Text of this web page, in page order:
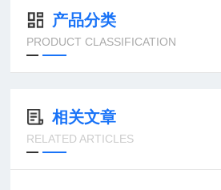
产品分类
PRODUCT CLASSIFICATION
相关文章
RELATED ARTICLES